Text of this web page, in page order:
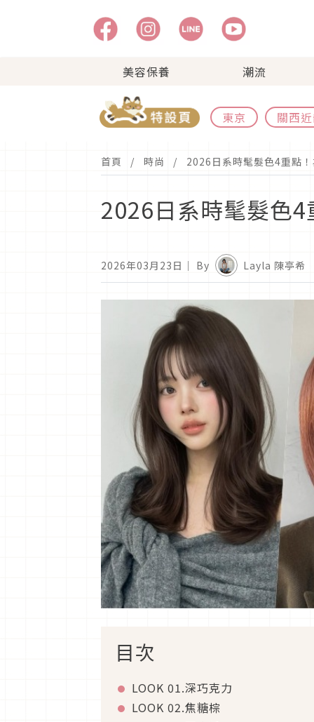
美容保養 潮流
東京 關西
首頁 時尚 2026日系時髦髮色4重點
2026日系時髦髮色
2026年03月23日 ｜ By Layla 陳亭希
目次
LOOK 01.深巧克力
LOOK 02.焦糖棕